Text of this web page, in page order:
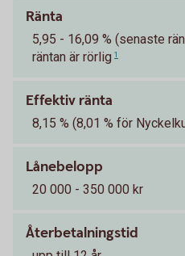
Ränta
5,95 - 16,09 % (senaste
räntan är rörlig 1
Effektiv ränta
8,15 % (8,01 % för
Lånebelopp
20 000 - 350 000 kr
Återbetalningstid